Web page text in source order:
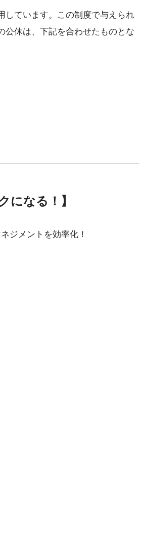
しています。この制度で与えられ
公休は、下記を合わせたものとな
になる！】
ジメントを効率化！